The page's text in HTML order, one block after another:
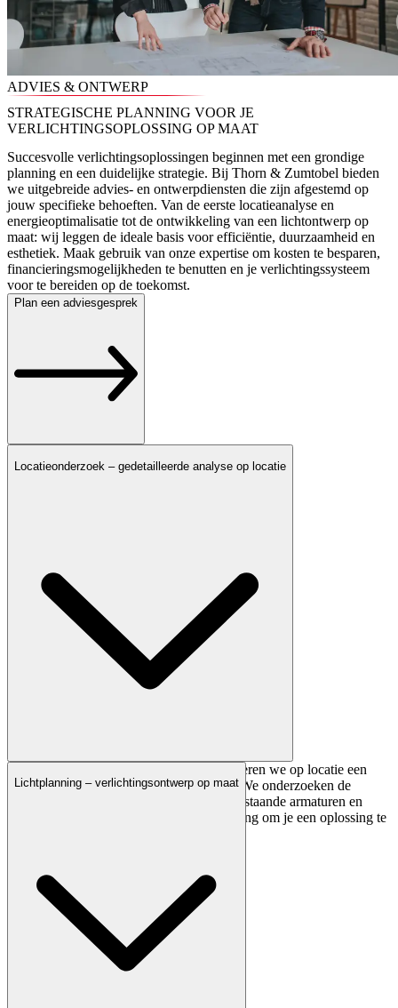
ADVIES & ONTWERP
STRATEGISCHE PLANNING VOOR JE
VERLICHTINGSOPLOSSING OP MAAT
Succesvolle verlichtingsoplossingen beginnen met een grondige
planning en een duidelijke strategie. Bij Thorn & Zumtobel bieden
we uitgebreide advies- en ontwerpdiensten die zijn afgestemd op
jouw specifieke behoeften. Van de eerste locatieanalyse en
energieoptimalisatie tot de ontwikkeling van een lichtontwerp op
maat: wij leggen de ideale basis voor efficiëntie, duurzaamheid en
esthetiek. Maak gebruik van onze expertise om kosten te besparen,
financieringsmogelijkheden te benutten en je verlichtingssysteem
voor te bereiden op de toekomst.
Plan een adviesgesprek
Locatieonderzoek – gedetailleerde analyse op locatie
Voordat we met de planning beginnen, voeren we op locatie een
uitgebreide analyse van je verlichting uit. We onderzoeken de
huidige omstandigheden, analyseren de bestaande armaturen en
identificeren mogelijkheden voor verbetering om je een oplossing te
Lichtplanning – verlichtingsontwerp op maat